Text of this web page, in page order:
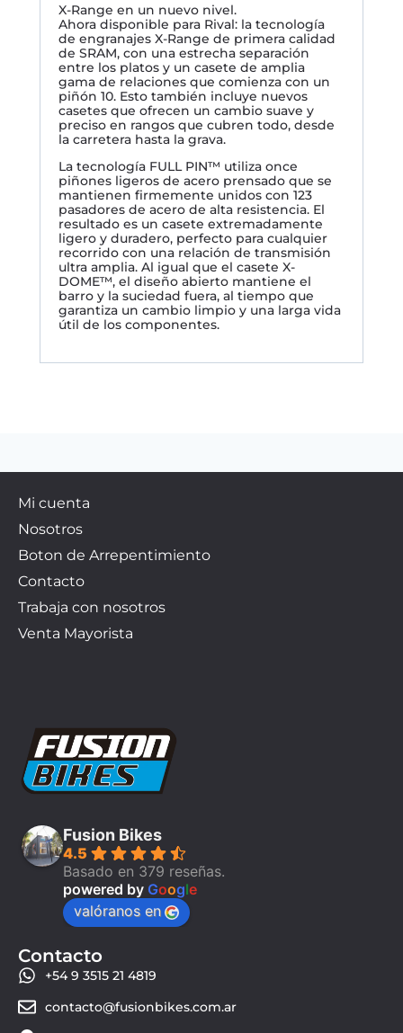
X-Range en un nuevo nivel.
Ahora disponible para Rival: la tecnología
de engranajes X-Range de primera calidad
de SRAM, con una estrecha separación
entre los platos y un casete de amplia
gama de relaciones que comienza con un
piñón 10. Esto también incluye nuevos
casetes que ofrecen un cambio suave y
preciso en rangos que cubren todo, desde
la carretera hasta la grava.
La tecnología FULL PIN™ utiliza once
piñones ligeros de acero prensado que se
mantienen firmemente unidos con 123
pasadores de acero de alta resistencia. El
resultado es un casete extremadamente
ligero y duradero, perfecto para cualquier
recorrido con una relación de transmisión
ultra amplia. Al igual que el casete X-
DOME™, el diseño abierto mantiene el
barro y la suciedad fuera, al tiempo que
garantiza un cambio limpio y una larga vida
útil de los componentes.
Mi cuenta
Nosotros
Boton de Arrepentimiento
Contacto
Trabaja con nosotros
Venta Mayorista
Fusion Bikes
4.5
Basado en 379 reseñas.
powered by Google
valóranos en
Contacto
+54 9 3515 21 4819
contacto@fusionbikes.com.ar